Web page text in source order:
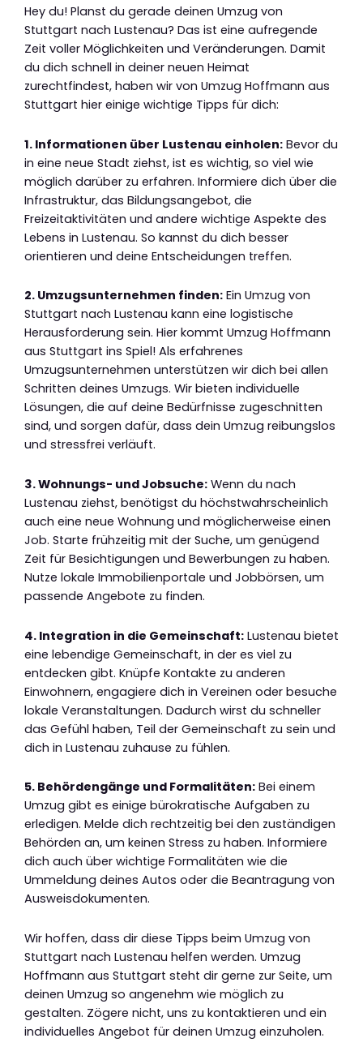
Hey du! Planst du gerade deinen Umzug von
Stuttgart nach Lustenau? Das ist eine aufregende
Zeit voller Möglichkeiten und Veränderungen. Damit
du dich schnell in deiner neuen Heimat
zurechtfindest, haben wir von Umzug Hoffmann aus
Stuttgart hier einige wichtige Tipps für dich:
1. Informationen über Lustenau einholen: Bevor du
in eine neue Stadt ziehst, ist es wichtig, so viel wie
möglich darüber zu erfahren. Informiere dich über die
Infrastruktur, das Bildungsangebot, die
Freizeitaktivitäten und andere wichtige Aspekte des
Lebens in Lustenau. So kannst du dich besser
orientieren und deine Entscheidungen treffen.
2. Umzugsunternehmen finden: Ein Umzug von
Stuttgart nach Lustenau kann eine logistische
Herausforderung sein. Hier kommt Umzug Hoffmann
aus Stuttgart ins Spiel! Als erfahrenes
Umzugsunternehmen unterstützen wir dich bei allen
Schritten deines Umzugs. Wir bieten individuelle
Lösungen, die auf deine Bedürfnisse zugeschnitten
sind, und sorgen dafür, dass dein Umzug reibungslos
und stressfrei verläuft.
3. Wohnungs- und Jobsuche: Wenn du nach
Lustenau ziehst, benötigst du höchstwahrscheinlich
auch eine neue Wohnung und möglicherweise einen
Job. Starte frühzeitig mit der Suche, um genügend
Zeit für Besichtigungen und Bewerbungen zu haben.
Nutze lokale Immobilienportale und Jobbörsen, um
passende Angebote zu finden.
4. Integration in die Gemeinschaft: Lustenau bietet
eine lebendige Gemeinschaft, in der es viel zu
entdecken gibt. Knüpfe Kontakte zu anderen
Einwohnern, engagiere dich in Vereinen oder besuche
lokale Veranstaltungen. Dadurch wirst du schneller
das Gefühl haben, Teil der Gemeinschaft zu sein und
dich in Lustenau zuhause zu fühlen.
5. Behördengänge und Formalitäten: Bei einem
Umzug gibt es einige bürokratische Aufgaben zu
erledigen. Melde dich rechtzeitig bei den zuständigen
Behörden an, um keinen Stress zu haben. Informiere
dich auch über wichtige Formalitäten wie die
Ummeldung deines Autos oder die Beantragung von
Ausweisdokumenten.
Wir hoffen, dass dir diese Tipps beim Umzug von
Stuttgart nach Lustenau helfen werden. Umzug
Hoffmann aus Stuttgart steht dir gerne zur Seite, um
deinen Umzug so angenehm wie möglich zu
gestalten. Zögere nicht, uns zu kontaktieren und ein
individuelles Angebot für deinen Umzug einzuholen.